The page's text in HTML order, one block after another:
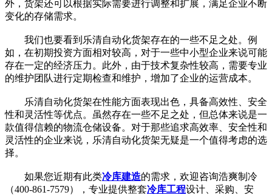
外，货架还可以根据实际需要进行调整和扩展，满足企业不断
变化的存储需求。
我们也要看到乐清自动化货架存在的一些不足之处。例
如，在初期投资方面相对较高，对于一些中小型企业来说可能
存在一定的经济压力。此外，由于技术复杂性较高，需要专业
的维护团队进行定期检查和维护，增加了企业的运营成本。
乐清自动化货架在性能方面表现出色，具备高效性、安全
性和灵活性等优点。虽然存在一些不足之处，但总体来说是一
款值得信赖的物流仓储设备。对于那些追求高效率、安全性和
灵活性的企业来说，乐清自动化货架无疑是一个值得考虑的选
择。
如果您近期有此类冷库建造的需求，欢迎咨询浩爽制冷
（400-861-7579），专业提供整套冷库工程设计、采购、安